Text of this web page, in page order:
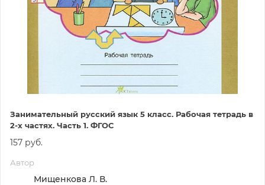
Занимательный русский язык 5 класс. Рабочая тетрадь в
2-х частях. Часть 1. ФГОС
157 руб.
Автор
Мищенкова Л. В.